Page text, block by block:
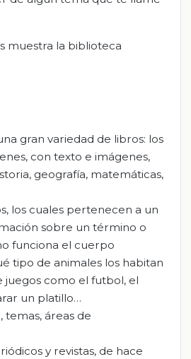
muestra la biblioteca
gran variedad de libros: los
con texto e imágenes,
geografía, matemáticas,
los cuales pertenecen a un
sobre un término o
funciona el cuerpo
tipo de animales los habitan
juegos como el futbol, el
un platillo…
áreas de
y revistas, de hace